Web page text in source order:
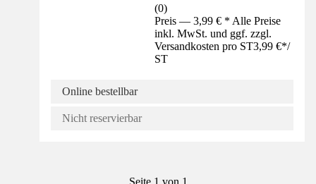
(0)
Preis — 3,99 € * Alle Preise
inkl. MwSt. und ggf. zzgl.
Versandkosten pro ST3,99 €*/
ST
Online bestellbar
Nicht reservierbar
Seite 1 von 1